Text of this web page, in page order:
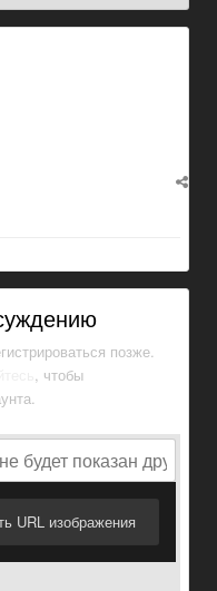
позже.
, чтобы
URL изображения